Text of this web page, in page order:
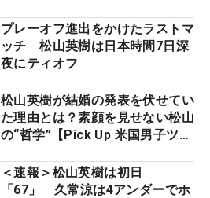
プレーオフ進出をかけたラストマ
ッチ 松山英樹は日本時間7日深
夜にティオフ
松山英樹が結婚の発表を伏せてい
た理由とは？素顔を見せない松山
の“哲学”【Pick Up 米国男子ツア
＜速報＞松山英樹は初日
「67」 久常涼は4アンダーでホ